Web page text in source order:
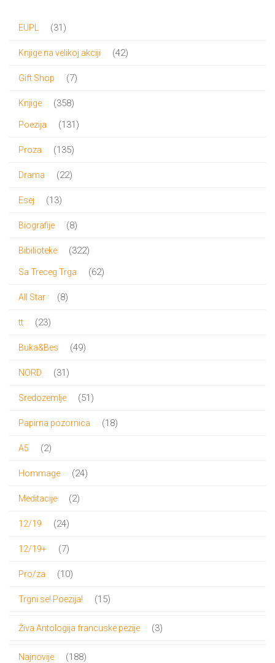
EUPL 3131
Knjige na velikoj akciji 4242
Gift Shop 77
Knjige 358358
proizvoda
Poezija 131131
Proza 135135
Drama 2222
Esej 1313
Biografije 88
Bibilioteke 322322
proizvoda
Sa Treceg Trga 6262
All Star 88
tt 2323
Buka&Bes 4949
NORD 3131
Sredozemlje 5151
Papirna pozornica 1818
A5 22
Hommage 2424
Meditacije 22
12/19 2424
12/19+ 77
Pro/za 1010
Trgni se! Poezija! 1515
Živa Antologija francuske pezije 33
Najnovije 188188